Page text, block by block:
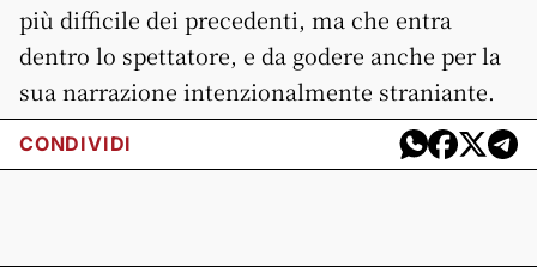
più difficile dei precedenti, ma che entra
dentro lo spettatore, e da godere anche per la
sua narrazione intenzionalmente straniante.
CONDIVIDI